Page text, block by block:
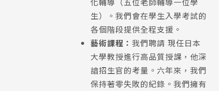
生）。我們會在學生入學考試的
各個階段提供全程支援。
藝術課程： 我們聘請 現任日本
大學教授進行高品質授課，他深
諳招生官的考量。六年來，我們
保持著零失敗的紀錄。我們擁有